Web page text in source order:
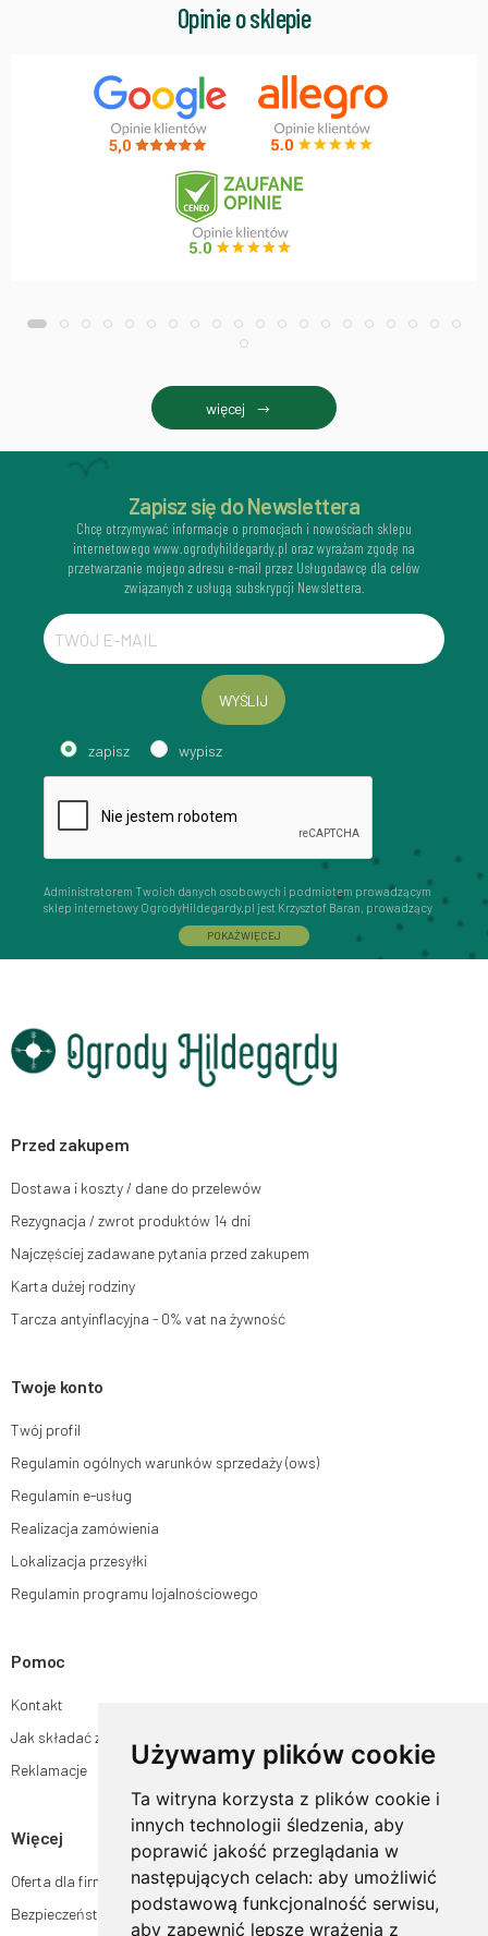
Używamy plików cookie
Ta witryna korzysta z plików cookie i
innych technologii śledzenia, aby
poprawić jakość przeglądania w
następujących celach: aby umożliwić
podstawową funkcjonalność serwisu,
aby zapewnić lepsze wrażenia z
Opinie o sklepie
więcej
Zapisz się do Newslettera
Chcę otrzymywać informacje o promocjach i nowościach sklepu
internetowego www.ogrodyhildegardy.pl oraz wyrażam zgodę na
przetwarzanie mojego adresu e-mail przez Usługodawcę dla celów
związanych z usługą subskrypcji Newslettera.
WYŚLIJ
zapisz wypisz
Administratorem Twoich danych osobowych i podmiotem prowadzącym
sklep internetowy OgrodyHildegardy.pl jest Krzysztof Baran, prowadzący
działalność gospodarczą pod firmą: Mouton Interactive Krzysztof Baran
wpisaną do Centralnej Ewidencji i Informacji o Działalności Gospodarczej,
adres głównego miejsca wykonywania działalności w Siedlcach, ul.
chwili rezygnacji z subskrypcji.
Przysługuje Ci prawo do żądania dostępu do swoich danych osobowych,
ich sprostowania, usunięcia, ograniczenia przetwarzania, wniesienia
momencie bez wpływu na zgodność z prawem przetwarzania, którego
dokonano na podstawie zgody przed jej cofnięciem. W tym celu możesz
e-mail lub pisemnie na adres siedziby.
Więcej informacji:www.mouton.pl/ODO
POKAŻ WIĘCEJ
Przed zakupem
Dostawa i koszty / dane do przelewów
Rezygnacja / zwrot produktów 14 dni
Najczęściej zadawane pytania przed zakupem
Karta dużej rodziny
Tarcza antyinflacyjna - 0% vat na żywność
Twoje konto
Twój profil
Regulamin ogólnych warunków sprzedaży (ows)
Regulamin e-usług
Realizacja zamówienia
Lokalizacja przesyłki
Regulamin programu lojalnościowego
Pomoc
Kontakt
Jak składać zamówienia w sklepie ogrodyhildegardy.pl?
Reklamacje
Więcej
Oferta dla firm
Bezpieczeństwo płatności